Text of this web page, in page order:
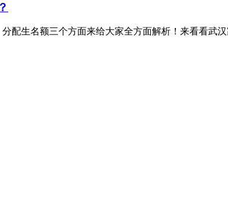
配生名额三个方面来给大家全方面解析！来看看武